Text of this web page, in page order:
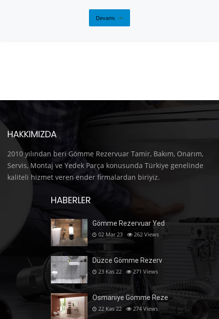
Devamı
HAKKIMIZDA
2010 yılından beri Gömme Rezervuar Tamir, Bakım, Onarım,
Servis, Montaj ve Yedek Parça konusunda Türkiye genelinde
kaliteli hizmet veren ender firmalardan biriyiz.
HABERLER
Gömme Rezervuar Yed
02 Mar 23 262 Views
Düzce Gömme Rezerv
23 Kas 22 271 Views
Osmaniye Gömme Reze
22 Kas 22 274 Views